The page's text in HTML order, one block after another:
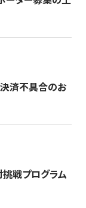
済不具合のお
挑戦プログラム